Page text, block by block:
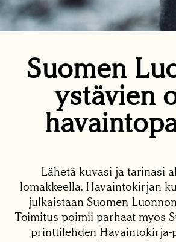
Suomen
ystävien
Lähetä kuvasi ja tarinasi
lomakkeella. Havaintokirjan
julkaistaan Suomen
Toimitus poimii parhaat myös
printtilehden Havaintokirja-